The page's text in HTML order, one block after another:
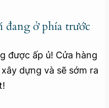
ở phía trước
được ấp ủ! Cửa hàng
dựng và sẽ sớm ra